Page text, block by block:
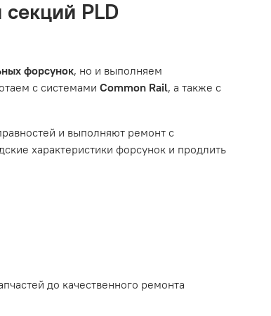
правил обслуживания или
системой, мы обязательно разберемся в
Это включает тормозные колодки,
секций PLD
форсунок, но и выполняем
с системами Common Rail, а также с
и выполняют ремонт с
характеристики форсунок и продлить
до качественного ремонта